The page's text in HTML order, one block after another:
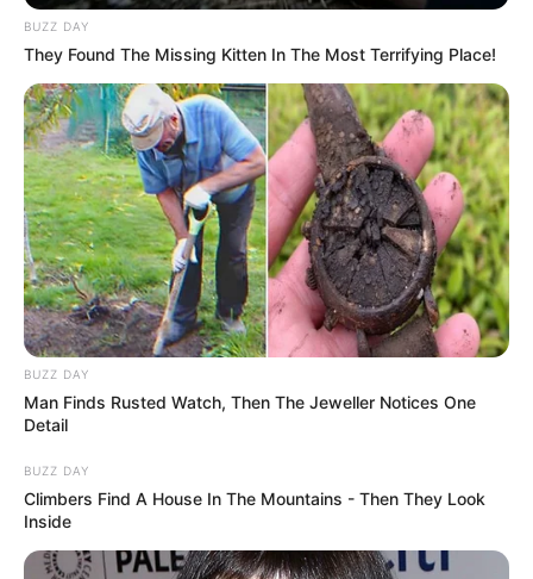
BUZZ DAY
They Found The Missing Kitten In The Most Terrifying Place!
BUZZ DAY
Man Finds Rusted Watch, Then The Jeweller Notices One
Detail
BUZZ DAY
Climbers Find A House In The Mountains - Then They Look
Inside